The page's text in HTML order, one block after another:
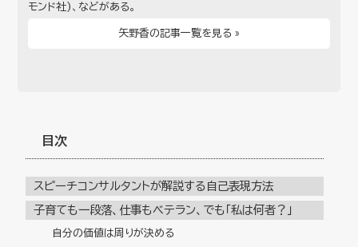
モンド社)、などがある。
矢野香の記事一覧を見る »
目次
スピーチコンサルタントが解説する自己表現方法
子育ても一段落、仕事もベテラン、でも「私は何者？」
自分の価値は周りが決める